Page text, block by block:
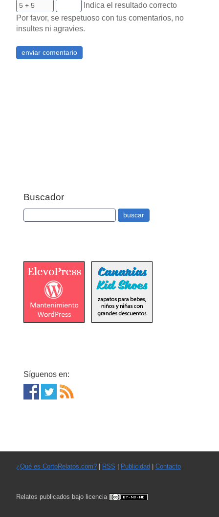
Indica el resultado correcto
Por favor, se respetuoso con tus comentarios, no
insultes ni agravies.
Buscador
Síguenos en:
¿Qué es CortoRelatos.com?| RSS Publicidad Contacto
Relatos publicados bajo licencia